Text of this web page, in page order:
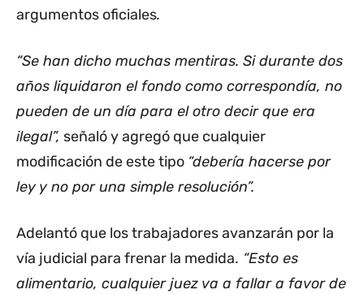
argumentos oficiales.
“Se han dicho muchas mentiras. Si durante dos
años liquidaron el fondo como correspondía, no
pueden de un día para el otro decir que era
ilegal”, señaló y agregó que cualquier
modificación de este tipo “debería hacerse por
ley y no por una simple resolución”.
Adelantó que los trabajadores avanzarán por la
vía judicial para frenar la medida. “Esto es
alimentario, cualquier juez va a fallar a favor de